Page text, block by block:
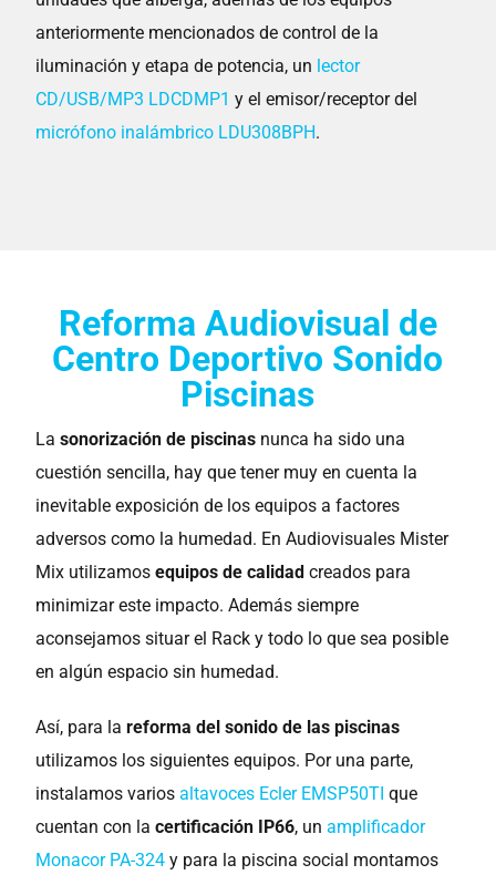
anteriormente mencionados de control de la
iluminación y etapa de potencia, un lector
CD/USB/MP3 LDCDMP1 y el emisor/receptor del
micrófono inalámbrico LDU308BPH.
Reforma Audiovisual de
Centro Deportivo Sonido
Piscinas
Lasonorización de piscinas nunca ha sido una
cuestión sencilla, hay que tener muy en cuenta la
inevitable exposición de los equipos a factores
adversos como la humedad. En Audiovisuales Mister
Mix utilizamosequipos de calidad creados para
minimizar este impacto. Además siempre
aconsejamos situar el Rack y todo lo que sea posible
en algún espacio sin humedad.
Así, para la reforma del sonido de las piscinas
utilizamos los siguientes equipos. Por una parte,
instalamos variosaltavoces Ecler EMSP50TI que
cuentan con lacertificación IP66, unamplificador
Monacor PA-324 y para la piscina social montamos